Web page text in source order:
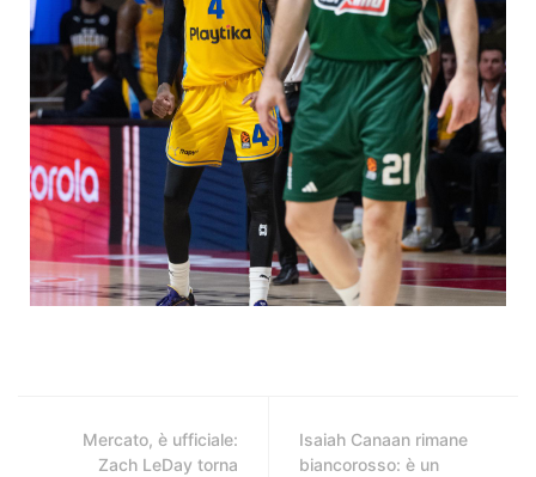
Mercato, è ufficiale:
Zach LeDay torna
Isaiah Canaan rimane
biancorosso: è un